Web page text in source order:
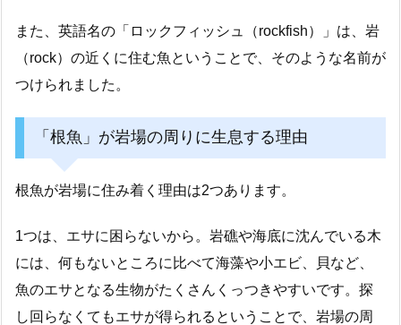
また、英語名の「ロックフィッシュ（rockfish）」は、岩
（rock）の近くに住む魚ということで、そのような名前が
つけられました。
「根魚」が岩場の周りに生息する理由
根魚が岩場に住み着く理由は2つあります。
1つは、エサに困らないから。岩礁や海底に沈んでいる木
には、何もないところに比べて海藻や小エビ、貝など、
魚のエサとなる生物がたくさんくっつきやすいです。探
し回らなくてもエサが得られるということで、岩場の周